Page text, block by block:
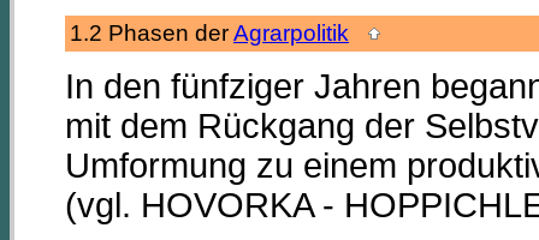
1.2 Phasen derAgrarpolitik
In den fünfziger Jahren
mit dem Rückgang der
Umformung zu einem
(vgl. HOVORKA -